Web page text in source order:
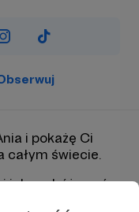
i pokażę Ci
całym świecie.
jak podróżować